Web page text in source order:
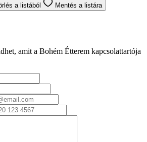
a listából Mentés a listára
amit a Bohém Étterem kapcsolattartója